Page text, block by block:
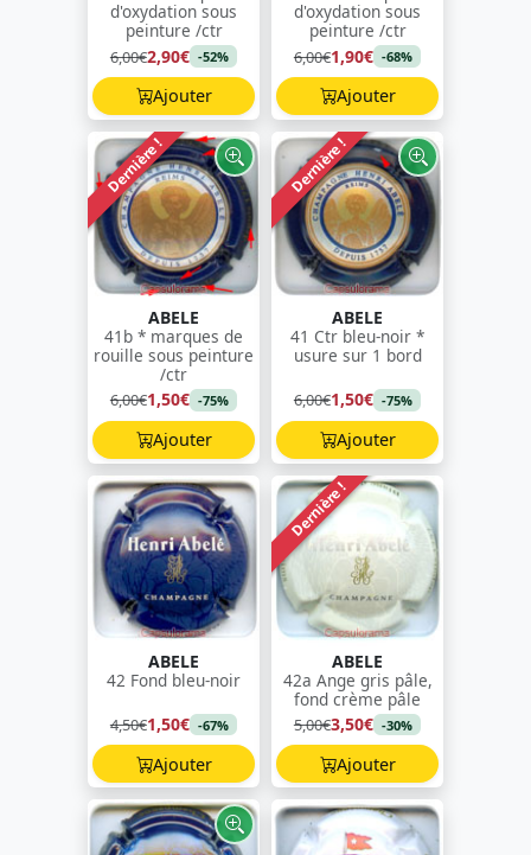
d'oxydation sous
peinture /ctr
6,00€2,90€ -52%
Ajouter
d'oxydation sous
peinture /ctr
6,00€1,90€ -68%
Ajouter
Dernière !
ABELE
41b * marques de
rouille sous peinture
/ctr
6,00€1,50€ -75%
Ajouter
Dernière !
ABELE
41 Ctr bleu-noir *
usure sur 1 bord
6,00€1,50€ -75%
Ajouter
ABELE
42 Fond bleu-noir
4,50€1,50€ -67%
Ajouter
Dernière !
ABELE
42a Ange gris pâle,
fond crème pâle
5,00€3,50€ -30%
Ajouter